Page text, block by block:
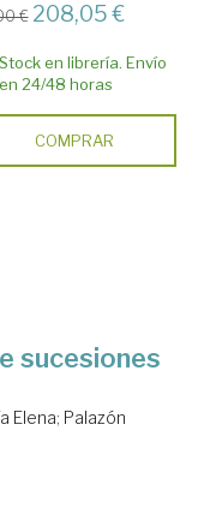
€ 208,05 €
Stock en librería. Envío
en 24/48 horas
COMPRAR
sucesiones
Elena; Palazón